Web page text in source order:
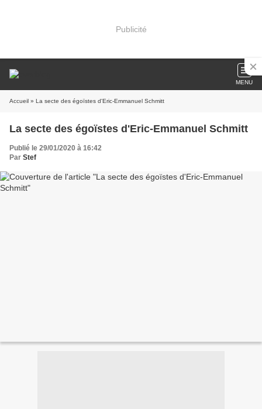
Publicité
MENU
Accueil » La secte des égoïstes d'Eric-Emmanuel Schmitt
La secte des égoïstes d'Eric-Emmanuel Schmitt
Publié le 29/01/2020 à 16:42
Par Stef